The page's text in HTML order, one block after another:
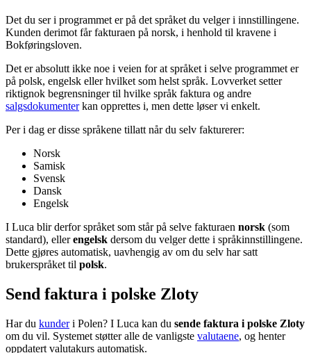
Det du ser i programmet er på det språket du velger i innstillingene.
Kunden derimot får fakturaen på norsk, i henhold til kravene i
Bokføringsloven.
Det er absolutt ikke noe i veien for at språket i selve programmet er
på polsk, engelsk eller hvilket som helst språk. Lovverket setter
riktignok begrensninger til hvilke språk faktura og andre
salgsdokumenterkan opprettes i, men dette løser vi enkelt.
Per i dag er disse språkene tillatt når du selv fakturerer:
Norsk
Samisk
Svensk
Dansk
Engelsk
I Luca blir derfor språket som står på selve fakturaen norsk (som
standard), ellerengelsk dersom du velger dette i språkinnstillingene.
Dette gjøres automatisk, uavhengig av om du selv har satt
brukerspråket til polsk.
Send faktura i polske Zloty
Har du kunderi Polen? I Luca kan du sende faktura i polske Zloty
om du vil. Systemet støtter alle de vanligste valutaene, og henter
oppdatert valutakurs automatisk.